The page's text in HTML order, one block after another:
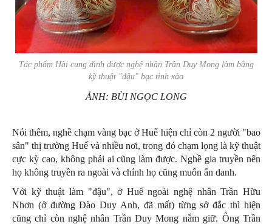
Tác phẩm Hài cung đình được nghệ nhân Trần Duy Mong làm bằng
kỹ thuật "đậu" bạc tinh xảo
ẢNH: BÙI NGỌC LONG
Nói thêm, nghề chạm vàng bạc ở Huế hiện chỉ còn 2 người "bao
sân" thị trường Huế và nhiều nơi, trong đó chạm lọng là kỹ thuật
cực kỳ cao, không phải ai cũng làm được. Nghề gia truyền nên
họ không truyền ra ngoài và chính họ cũng muốn ẩn danh.
Với kỹ thuật làm "đậu", ở Huế ngoài nghệ nhân Trần Hữu
Nhơn (ở đường Đào Duy Anh, đã mất) từng sở đắc thì hiện
cũng chỉ còn nghệ nhân Trần Duy Mong nắm giữ. Ông Trần